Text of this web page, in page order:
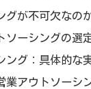
が不可欠なの
ソーシングの選
ング：具体的な
業アウトソーシ